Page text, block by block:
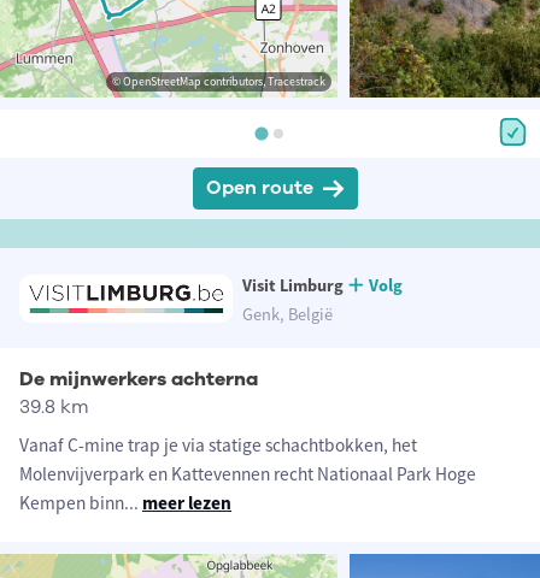
© OpenStreetMap contributors, Tracestrack
Open route
Visit Limburg
Volg
Genk, België
De mijnwerkers achterna
39.8 km
Vanaf C-mine trap je via statige schachtbokken, het
Molenvijverpark en Kattevennen recht Nationaal Park Hoge
Kempen binn... meer lezen